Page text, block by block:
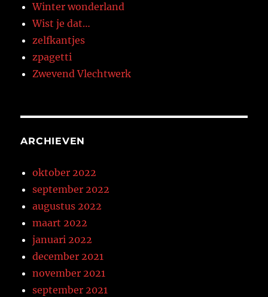
Winter wonderland
Wist je dat…
zelfkantjes
zpagetti
Zwevend Vlechtwerk
ARCHIEVEN
oktober 2022
september 2022
augustus 2022
maart 2022
januari 2022
december 2021
november 2021
september 2021